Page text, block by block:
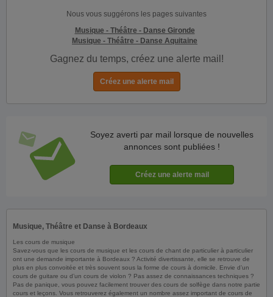
Nous vous suggérons les pages suivantes
Musique - Théâtre - Danse Gironde
Musique - Théâtre - Danse Aquitaine
Gagnez du temps, créez une alerte mail!
Soyez averti par mail lorsque de nouvelles
annonces sont publiées !
Musique, Théâtre et Danse à Bordeaux
Les cours de musique
Savez-vous que les cours de musique et les cours de chant de particulier à particulier
ont une demande importante à Bordeaux ? Activité divertissante, elle se retrouve de
plus en plus convoitée et très souvent sous la forme de cours à domicile. Envie d’un
cours de guitare ou d’un cours de violon ? Pas assez de connaissances techniques ?
Pas de panique, vous pouvez facilement trouver des cours de solfège dans notre partie
cours et leçons. Vous retrouverez également un nombre assez important de cours de